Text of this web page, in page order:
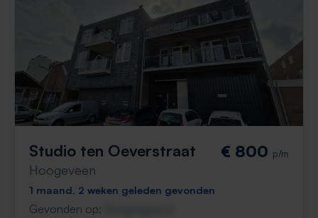
Studio ten Oeverstraat
Hoogeveen
€ 800 p/m
1 maand, 2 weken geleden gevonden
Gevonden op: